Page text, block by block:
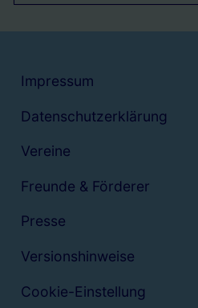
Impressum
Datenschutzerklärung
Vereine
Freunde & Förderer
Presse
Versionshinweise
Cookie-Einstellung